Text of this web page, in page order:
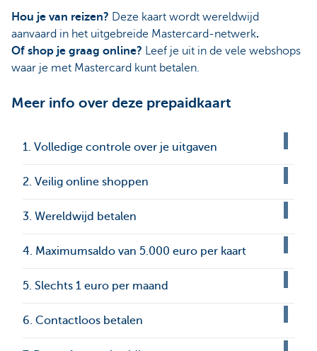
Hou je van reizen? Deze kaart wordt wereldwijd
aanvaard in het uitgebreide Mastercard-netwerk.
Of shop je graag online? Leef je uit in de vele webshops
waar je met Mastercard kunt betalen.
Meer info over deze prepaidkaart
1. Volledige controle over je uitgaven
2. Veilig online shoppen
3. Wereldwijd betalen
4. Maximumsaldo van 5.000 euro per kaart
5. Slechts 1 euro per maand
6. Contactloos betalen